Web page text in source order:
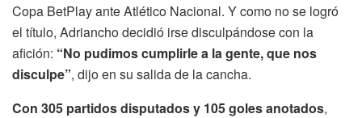
Copa BetPlay ante Atlético Nacional. Y como no se logró
el título, Adriancho decidió irse disculpándose con la
afición: “No pudimos cumplirle a la gente, que nos
disculpe”, dijo en su salida de la cancha.
Con 305 partidos disputados y 105 goles anotados,